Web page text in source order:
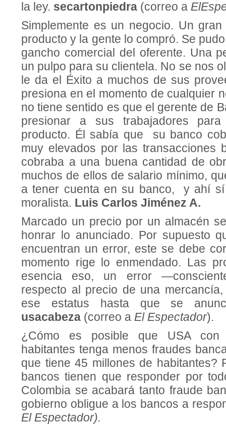
la ley. secartonpiedra (correo a
Simplemente es un negocio. Un
producto y la gente lo compró. Se
gancho comercial del oferente. Una
un pulpo para su clientela. No se nos
le da el Éxito a muchos de sus
presiona en el momento de cualquier
no tiene sentido es que el gerente de
presionar a sus trabajadores
producto. Él sabía que su banco
muy elevados por las transacciones
cobraba a una buena cantidad de
muchos de ellos de salario mínimo,
a tener cuenta en su banco, y ahí
moralista. Luis Carlos Jiménez A.
Marcado un precio por un almacén
honrar lo anunciado. Por supuesto
encuentran un error, este se debe
momento rige lo enmendado. Las
esencia eso, un error
respecto al precio de una
ese estatus hasta que se
usacabeza (correo a El Espectador).
¿Cómo es posible que USA con
habitantes tenga menos fraudes
que tiene 45 millones de habitantes?
bancos tienen que responder por
Colombia se acabará tanto fraude
gobierno obligue a los bancos a
El Espectador).